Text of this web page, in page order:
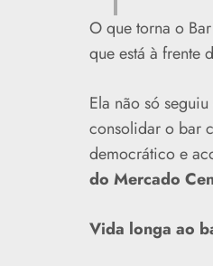
O que torna o
que está à frente
Ela não só
consolidar o bar
democrático e
do Mercado
Vida longa ao